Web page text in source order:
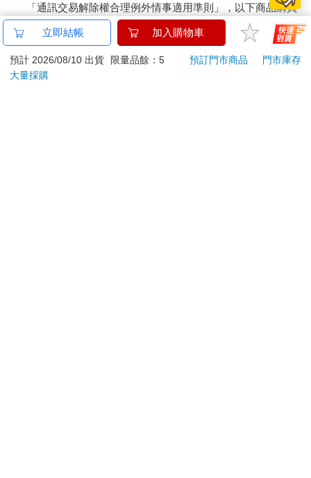
「通訊交易解除權合理例外情事適用準則」，以下商品購買
後，除商品本身有瑕疵外，將不提供7天的猶豫期：
易於腐敗、保存期限較短或解約時即將逾期。（如：生
鮮食品）
依消費者要求所為之客製化給付。（客製化商品）
立即結帳 加入購物車
預計 2026/08/10 出貨 限量品餘：5 預訂門市商品
門市庫存
大量採購